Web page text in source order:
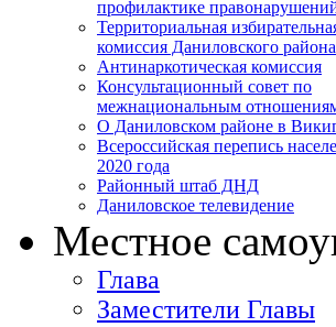
профилактике
Территориальная
комиссия Даниловского района
Антинаркотическая комиссия
Консультационный совет по
межнациональным
О Даниловском районе в
Всероссийская перепись
2020 года
Районный штаб ДНД
Даниловское телевидение
Местное
Глава
Заместители Главы